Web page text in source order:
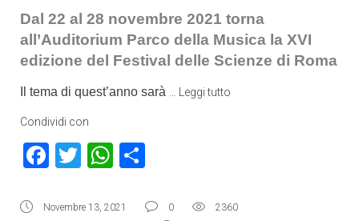
Dal 22 al 28 novembre 2021 torna
all’Auditorium Parco della Musica la XVI
edizione del Festival delle Scienze di Roma
Il tema di quest’anno sarà Leggi tutto
Condividi con
Facebook
TwitterWhatsApp
Novembre 13, 2021 0
2360